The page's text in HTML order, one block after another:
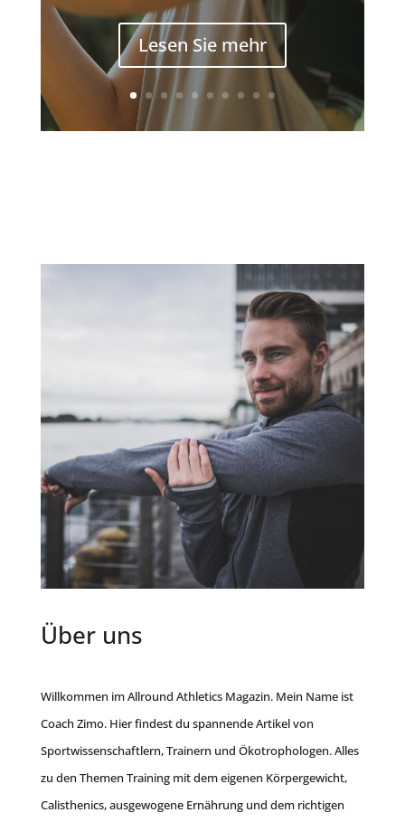
Lesen Sie mehr
Über uns
Willkommen im Allround Athletics Magazin. Mein Name ist
Coach Zimo. Hier findest du spannende Artikel von
Sportwissenschaftlern, Trainern und Ökotrophologen. Alles
zu den Themen Training mit dem eigenen Körpergewicht,
Calisthenics, ausgewogene Ernährung und dem richtigen